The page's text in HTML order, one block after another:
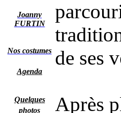
Joanny
FURTIN
Nos costumes
Agenda
Quelques
photos
de ses
Après